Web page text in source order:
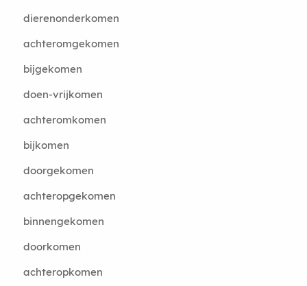
dierenonderkomen
achteromgekomen
bijgekomen
doen-vrijkomen
achteromkomen
bijkomen
doorgekomen
achteropgekomen
binnengekomen
doorkomen
achteropkomen